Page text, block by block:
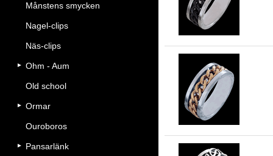
Månstens smycken
Nagel-clips
Näs-clips
Ohm - Aum
Old school
Ormar
Ouroboros
Pansarlänk